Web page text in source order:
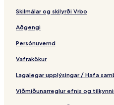
Skilmálar og skilyrði Vrbo
Aðgengi
Persónuvernd
Vafrakökur
Lagalegar upplýsingar / Hafa
Viðmiðunarreglur efnis og